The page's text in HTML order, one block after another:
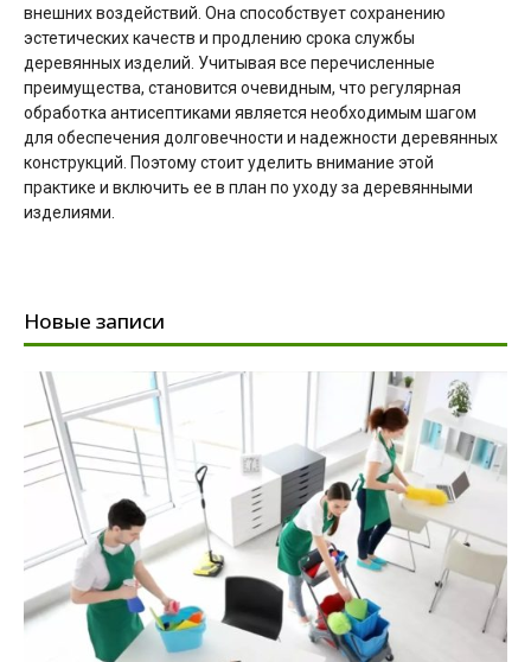
внешних воздействий. Она способствует сохранению
эстетических качеств и продлению срока службы
деревянных изделий. Учитывая все перечисленные
преимущества, становится очевидным, что регулярная
обработка антисептиками является необходимым шагом
для обеспечения долговечности и надежности деревянных
конструкций. Поэтому стоит уделить внимание этой
практике и включить ее в план по уходу за деревянными
изделиями.
Новые записи